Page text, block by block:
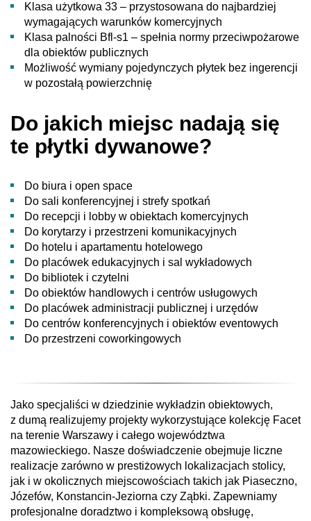
Klasa użytkowa 33 – przystosowana do najbardziej
wymagających warunków komercyjnych
Klasa palności Bfl-s1 – spełnia normy przeciwpożarowe
dla obiektów publicznych
Możliwość wymiany pojedynczych płytek bez ingerencji
w pozostałą powierzchnię
Do jakich miejsc nadają się
te płytki dywanowe?
Do biura i open space
Do sali konferencyjnej i strefy spotkań
Do recepcji i lobby w obiektach komercyjnych
Do korytarzy i przestrzeni komunikacyjnych
Do hotelu i apartamentu hotelowego
Do placówek edukacyjnych i sal wykładowych
Do bibliotek i czytelni
Do obiektów handlowych i centrów usługowych
Do placówek administracji publicznej i urzędów
Do centrów konferencyjnych i obiektów eventowych
Do przestrzeni coworkingowych
Jako specjaliści w dziedzinie wykładzin obiektowych,
z dumą realizujemy projekty wykorzystujące kolekcję Facet
na terenie Warszawy i całego województwa
mazowieckiego. Nasze doświadczenie obejmuje liczne
realizacje zarówno w prestiżowych lokalizacjach stolicy,
jak i w okolicznych miejscowościach takich jak Piaseczno,
Józefów, Konstancin-Jeziorna czy Ząbki. Zapewniamy
profesjonalne doradztwo i kompleksową obsługę,